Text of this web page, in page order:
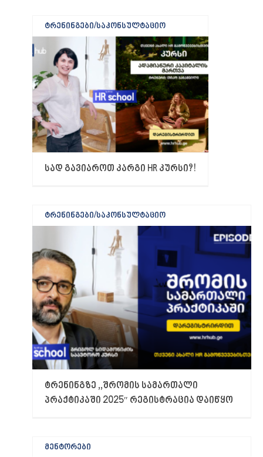
ტრენინგები/საკონსულტაციო
სად გავიაროთ კარგი HR კურსი?!
ტრენინგები/საკონსულტაციო
ტრენინგზე ,,შრომის სამართალი
პრაქტიკაში 2025″ რეგისტრაცია დაიწყო
მენტორები